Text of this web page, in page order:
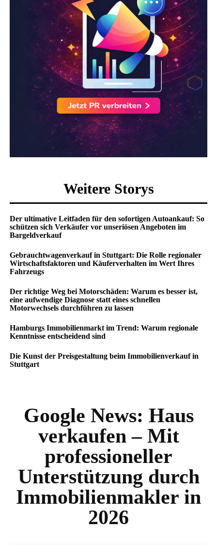
Weitere Storys
Der ultimative Leitfaden für den sofortigen Autoankauf: So
schützen sich Verkäufer vor unseriösen Angeboten im
Bargeldverkauf
Gebrauchtwagenverkauf in Stuttgart: Die Rolle regionaler
Wirtschaftsfaktoren und Käuferverhalten im Wert Ihres
Fahrzeugs
Der richtige Weg bei Motorschäden: Warum es besser ist,
eine aufwendige Diagnose statt eines schnellen
Motorwechsels durchführen zu lassen
Hamburgs Immobilienmarkt im Trend: Warum regionale
Kenntnisse entscheidend sind
Die Kunst der Preisgestaltung beim Immobilienverkauf in
Stuttgart
Google News: Haus
verkaufen – Mit
professioneller
Unterstützung durch
Immobilienmakler in
2026